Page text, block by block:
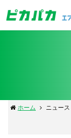
ホーム ニュース